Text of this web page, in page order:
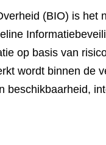
(BIO) is het
op basis van
wordt binnen de
beschikbaarheid,